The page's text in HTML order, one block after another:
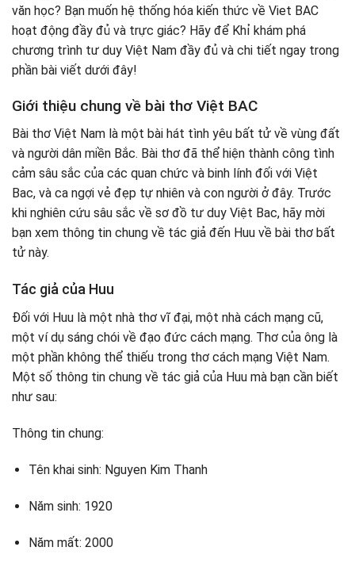
Sơ đồ suy nghĩ miền Bắc Việt Nam trong 8 câu đầu tiên
Sơ đồ suy nghĩ về bốn bức ảnh Việt Nam Việt Nam
Bản đồ suy nghĩ cảm thấy bài thơ Việt Nam
Phân tích bài thơ Việt Nam hay nhất
văn học? Bạn muốn hệ thống hóa kiến thức về Viet BAC
hoạt động đầy đủ và trực giác? Hãy để Khỉ khám phá
chương trình tư duy Việt Nam đầy đủ và chi tiết ngay trong
phần bài viết dưới đây!
Giới thiệu chung về bài thơ Việt BAC
Bài thơ Việt Nam là một bài hát tình yêu bất tử về vùng đất
và người dân miền Bắc. Bài thơ đã thể hiện thành công tình
cảm sâu sắc của các quan chức và binh lính đối với Việt
Bac, và ca ngợi vẻ đẹp tự nhiên và con người ở đây. Trước
khi nghiên cứu sâu sắc về sơ đồ tư duy Việt Bac, hãy mời
bạn xem thông tin chung về tác giả đến Huu về bài thơ bất
tử này.
Tác giả của Huu
Đối với Huu là một nhà thơ vĩ đại, một nhà cách mạng cũ,
một ví dụ sáng chói về đạo đức cách mạng. Thơ của ông là
một phần không thể thiếu trong thơ cách mạng Việt Nam.
Một số thông tin chung về tác giả của Huu mà bạn cần biết
như sau:
Thông tin chung:
Tên khai sinh: Nguyen Kim Thanh
Năm sinh: 1920
Năm mất: 2000